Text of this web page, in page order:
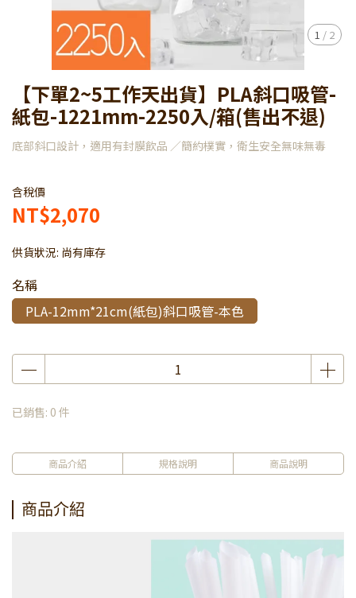
1 / 2
【下單2~5工作天出貨】PLA斜口吸管-
紙包-1221mm-2250入/箱(售出不退)
底部斜口設計，適用有封膜飲品 ／簡約樸實，衛生安全無味無毒
含稅價
NT$2,070
供貨狀況: 尚有庫存
名稱
PLA-12mm*21cm(紙包)斜口吸管-本色
已銷售: 0 件
商品介紹 規格說明 商品說明
商品介紹